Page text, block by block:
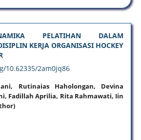
PELATIHAN DALAM
KERJA ORGANISASI HOCKEY
10.62335/2am0jq86
Rutinaias Haholongan, Devina
Fadillah Aprilia, Rita Rahmawati, Iin